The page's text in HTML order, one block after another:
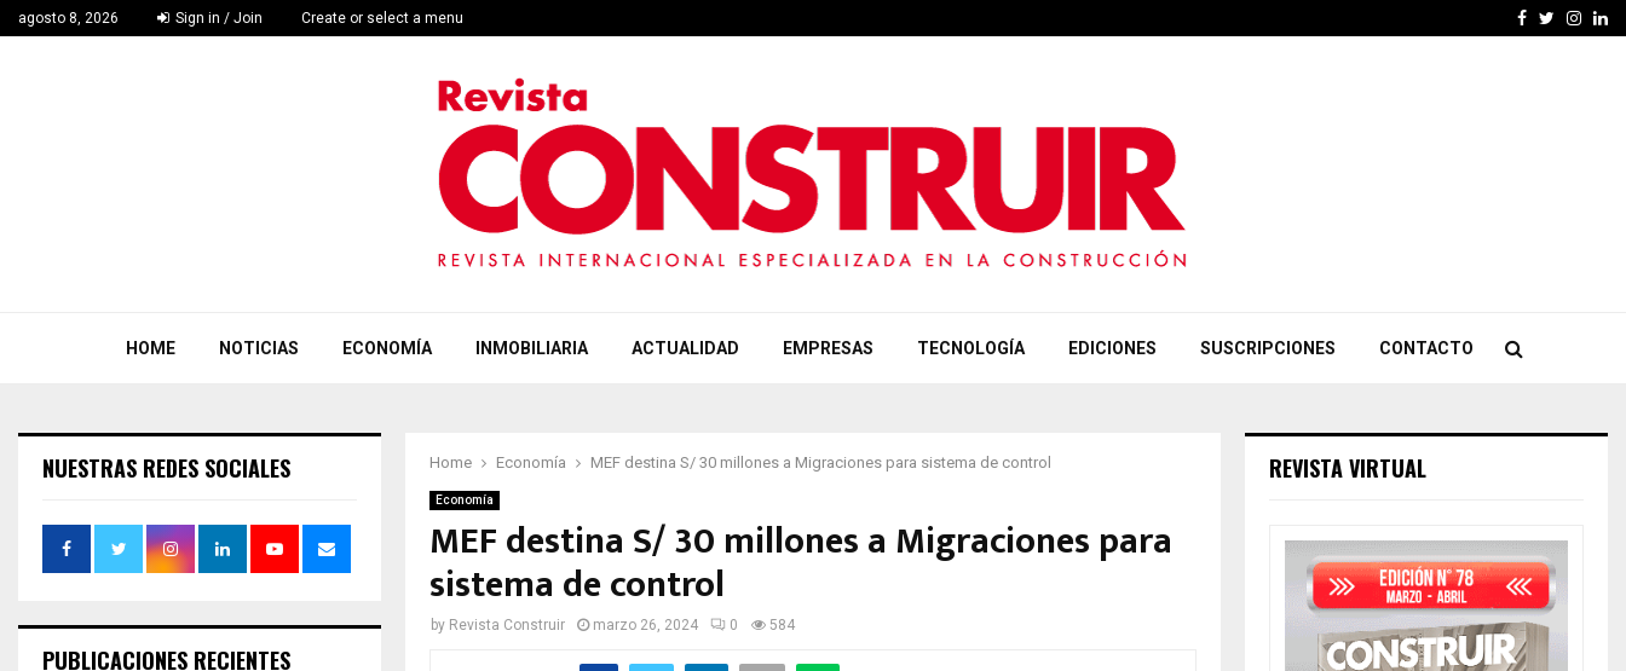
agosto 8, 2026 Sign in / Join Create or select a menu Facebook
Twitter
HOME NOTICIAS ECONOMÍA INMOBILIARIA ACTUALIDAD EMPRESAS TECNOLOGÍA EDICIONES SUSCRIPCIONES CONTACTO
Home Economía MEF destina S/ 30 millones a Migraciones para sistema de control
Economía
MEF destina S/ 30 millones a Migraciones para
sistema de control
by Revista Construir marzo 26, 2024 0 584
NUESTRAS REDES SOCIALES
PUBLICACIONES RECIENTES
REVISTA VIRTUAL